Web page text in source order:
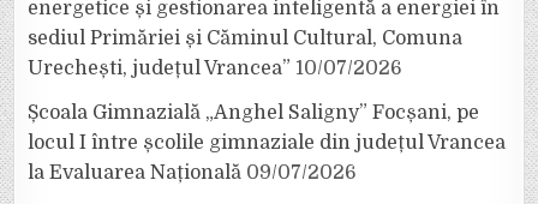
energetice și gestionarea inteligentă a energiei în
sediul Primăriei și Căminul Cultural, Comuna
Urechești, județul Vrancea” 10/07/2026
Școala Gimnazială „Anghel Saligny” Focșani, pe
locul I între școlile gimnaziale din județul Vrancea
la Evaluarea Națională 09/07/2026